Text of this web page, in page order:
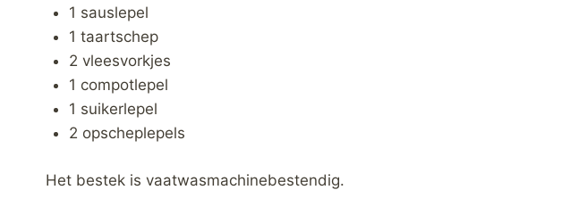
1 sauslepel
1 taartschep
2 vleesvorkjes
1 compotlepel
1 suikerlepel
2 opscheplepels
Het bestek is vaatwasmachinebestendig.